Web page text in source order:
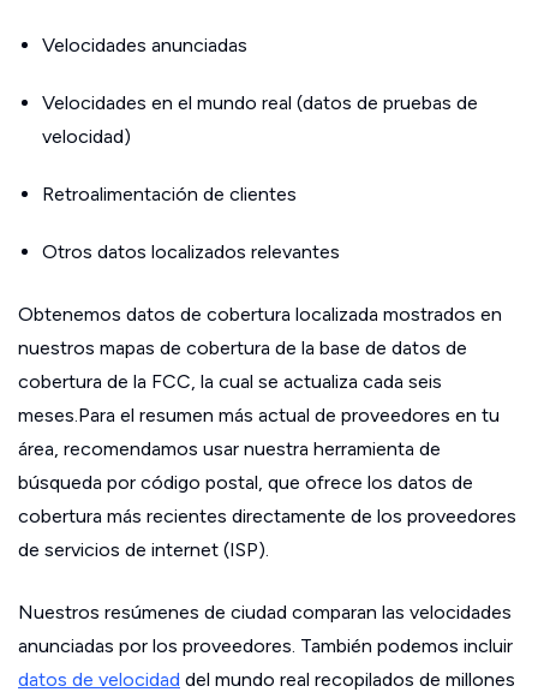
Velocidades anunciadas
Velocidades en el mundo real (datos de pruebas de
velocidad)
Retroalimentación de clientes
Otros datos localizados relevantes
Obtenemos datos de cobertura localizada mostrados en
nuestros mapas de cobertura de la base de datos de
cobertura de la FCC, la cual se actualiza cada seis
meses.Para el resumen más actual de proveedores en tu
área, recomendamos usar nuestra herramienta de
búsqueda por código postal, que ofrece los datos de
cobertura más recientes directamente de los proveedores
de servicios de internet (ISP).
Nuestros resúmenes de ciudad comparan las velocidades
anunciadas por los proveedores. También podemos incluir
datos de velocidad del mundo real recopilados de millones